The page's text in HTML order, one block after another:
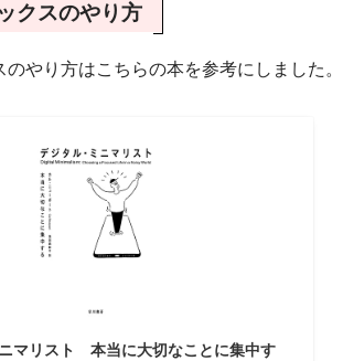
クスのやり方
やり方はこちらの本を参考にしました。
マリスト 本当に大切なことに集中す